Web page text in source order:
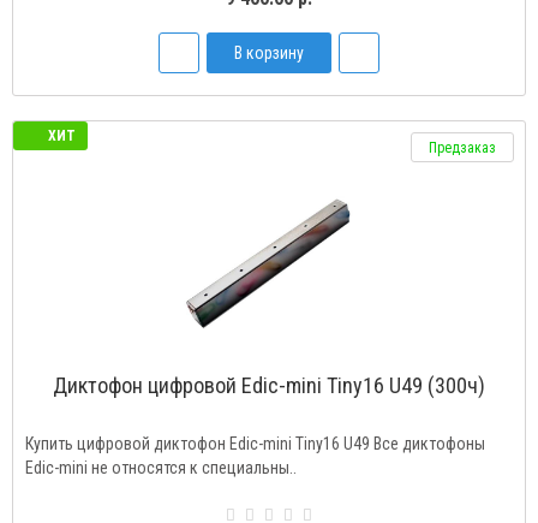
В корзину
ХИТ
Предзаказ
Диктофон цифровой Edic-mini Tiny16 U49 (300ч)
Купить цифровой диктофон Edic-mini Tiny16 U49 Все диктофоны
Edic-mini не относятся к специальны..